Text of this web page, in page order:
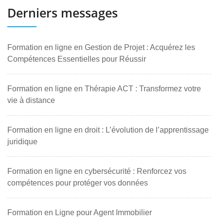
Derniers messages
Formation en ligne en Gestion de Projet : Acquérez les
Compétences Essentielles pour Réussir
Formation en ligne en Thérapie ACT : Transformez votre
vie à distance
Formation en ligne en droit : L’évolution de l’apprentissage
juridique
Formation en ligne en cybersécurité : Renforcez vos
compétences pour protéger vos données
Formation en Ligne pour Agent Immobilier